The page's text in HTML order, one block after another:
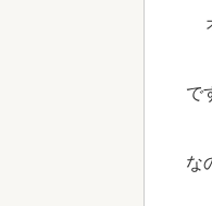
で
な